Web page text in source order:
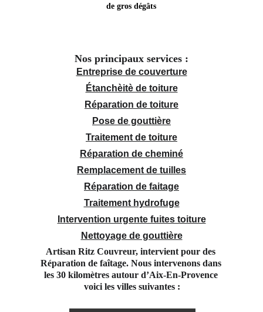
de gros dégâts
Nos principaux services :
Entreprise de couverture
Étanchèitè de toiture
Réparation de toiture
Pose de gouttière
Traitement de toiture
Réparation de cheminé
Remplacement de tuilles
Réparation de faitage
Traitement hydrofuge
Intervention urgente fuites toiture
Nettoyage de gouttière
Artisan Ritz Couvreur, intervient pour des
Réparation de faîtage. Nous intervenons dans
les 30 kilomètres autour d’Aix-En-Provence
voici les villes suivantes :